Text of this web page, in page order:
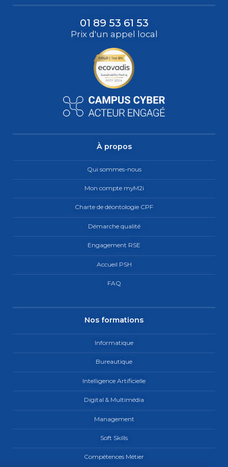
01 89 53 61 53
Prix d'un appel local
À propos
Qui sommes-nous
Mon compte myM2i
Charte de déontologie CPF
Démarche qualité
Engagement RSE
Accueil PSH
FAQ
Nos formations
Informatique
Bureautique
Intelligence Artificielle
Digital & Multimédia
Management
Soft Skills
Compétences Métier